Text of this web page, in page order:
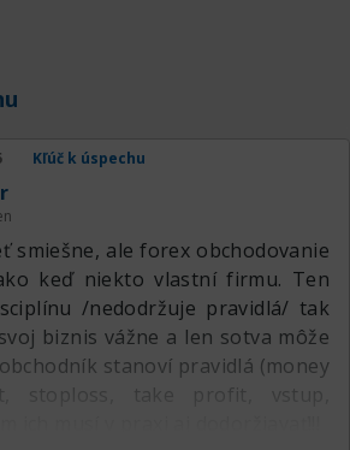
Kľúč k úspechu
smiešne, ale forex obchodovanie
keď niekto vlastní firmu. Ten
/nedodržuje pravidlá/ tak
biznis vážne a len sotva môže
stanoví pravidlá (money
stoploss, take profit, vstup,